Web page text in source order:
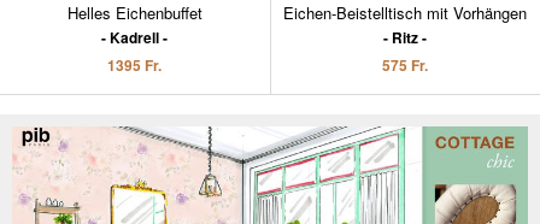
Helles Eichenbuffet
Kadrell
1395 Fr.
Eichen-Beistelltisch mit Vorhängen
Ritz
575 Fr.